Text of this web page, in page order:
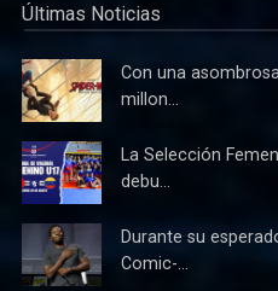
Últimas Noticias
Con una
millon...
La Selección
debu...
Durante su
Comic-...